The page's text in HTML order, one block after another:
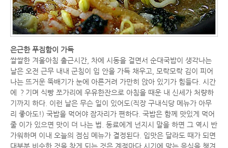
은근한 푸짐함이 가득
쌀쌀한 겨울아침 출근시간, 차에 시동을 걸면서 순대국밥이 생각나는
날은 오전 근무 내내 군침이 입 안을 가득 채우고, 모락모락 김이 피어
나는 뜨거운 뚝배기가 눈에 아른거려 가만히 앉아 있기가 힘들다. 시간
에 ？기며 식빵 쪼가리에 우유한잔으로 아침을 때운 내 신세가 처량하
기까지 하다. 이런 날은 무슨 일이 있어도(직장 구내식당 메뉴가 아무
리 좋아도!) 국밥을 먹어야 잠자리가 편하다. 국밥은 함께 맛있게 먹어
줄 이가 있으면 맛이 더 나는 법. 동료에게 넌지시 말을 하면 그 역시 반
가워하며 이내 오늘의 점심 메뉴가 결정된다. 입맛은 달라도 때가 되면
대부분 비슷한 것을 찾게 되는 것은 계절마다 시기에 맞는 음식을 챙겨